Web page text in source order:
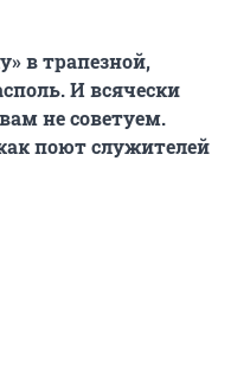
в трапезной,
И всячески
не советуем.
поют служителей